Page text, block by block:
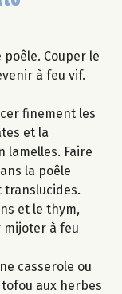
poêle. Couper le
à feu vif.
finement les
et la
lamelles. Faire
la poêle
translucides.
et le thym,
mijoter à feu
casserole ou
aux herbes